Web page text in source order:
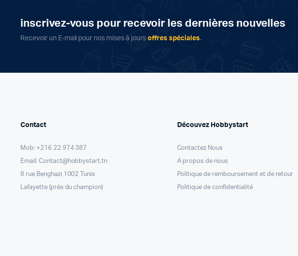
inscrivez-vous pour recevoir les dernières nouvelles
Recevoir un E-mail pour nos mises à jours offres spéciales.
Contact
Mob: +216 22 974 387
Email: Contact@hobbystart.tn
8 rue Benghazi 1002 Tunis
Lafayette (prés du champion)
Découvez Hobbystart
Contactez Nous
A propos de nous
Politique de remboursement et de retour
Politique de confidentialité